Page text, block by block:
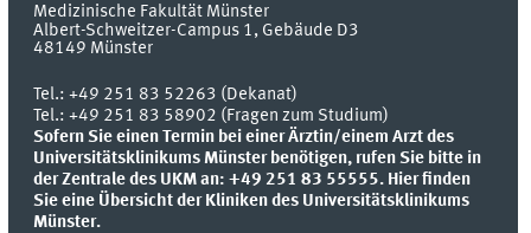
Medizinische Fakultät Münster
Albert-Schweitzer-Campus 1, Gebäude D3
48149 Münster
Tel.:+49 251 83 52263 (Dekanat)
Tel.: +49 251 83 58902 (Fragen zum Studium)
Sofern Sie einen Termin bei einer Ärztin/einem Arzt des
Universitätsklinikums Münster benötigen, rufen Sie bitte in
der Zentrale des UKM an: +49 251 83 55555. Hier finden
Sie eine Übersicht der Kliniken des Universitätsklinikums
Münster.